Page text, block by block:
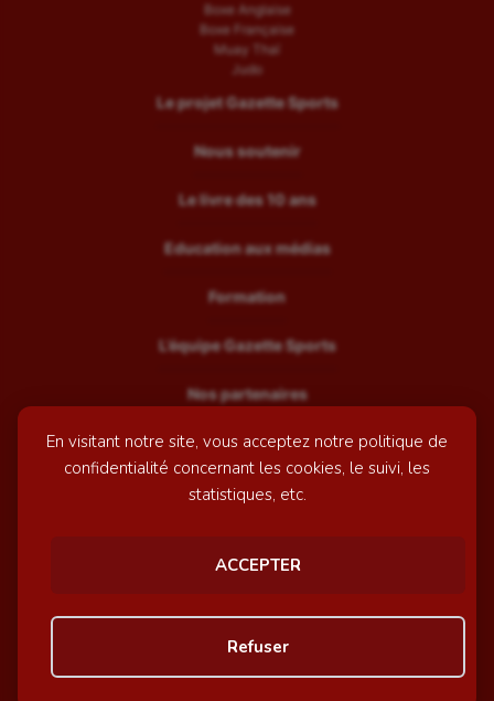
En visitant notre site, vous acceptez notre politique de
confidentialité concernant les cookies, le suivi, les
statistiques, etc.
ACCEPTER
Refuser
Boxe Anglaise
Boxe Française
Muay Thaï
Judo
Le projet Gazette Sports
Nous soutenir
Le livre des 10 ans
Education aux médias
Formation
L’équipe Gazette Sports
Nos partenaires
Recrutement
Mentions légales
© GazetteSports - 2026 | Site internet réalisé par
Awelty